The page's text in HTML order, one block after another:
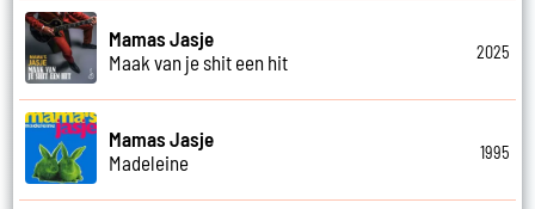
Mamas Jasje
Maak van je shit een hit
2025
Mamas Jasje
Madeleine
1995